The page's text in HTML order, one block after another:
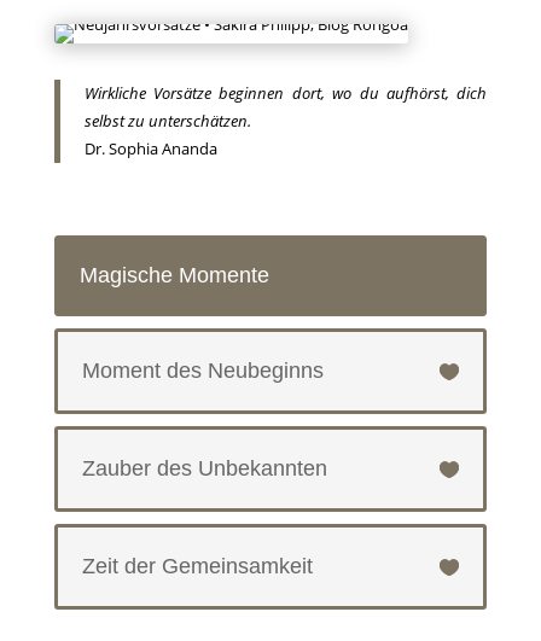
Wirkliche Vorsätze beginnen dort, wo du aufhörst, dich
selbst zu unterschätzen.
Dr. Sophia Ananda
Magische Momente
Moment des Neubeginns
Zauber des Unbekannten
Zeit der Gemeinsamkeit